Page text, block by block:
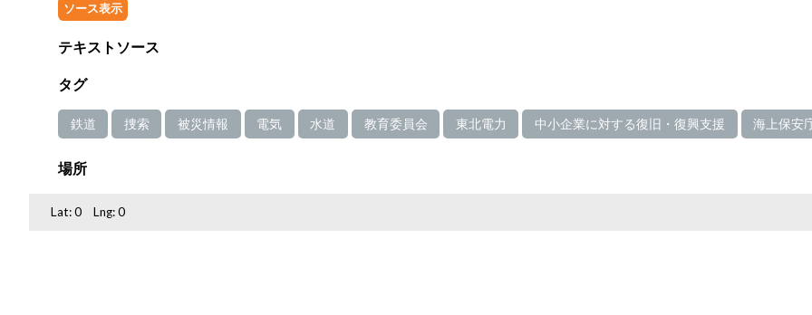
ソース表示
テキストソース
タグ
鉄道 捜索 被災情報 電気 水道 教育委員会 東北電力 中小企業に対する復旧・復興支援 海上保安
場所
Lat:0 Lng:0